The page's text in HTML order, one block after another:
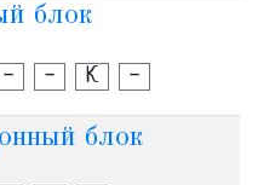
блок
- - К -
блок